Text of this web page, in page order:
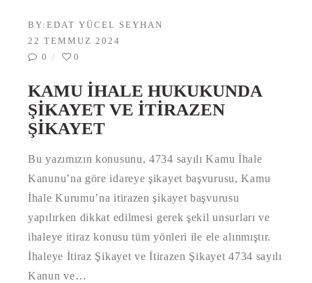
BY: EDAT YÜCEL SEYHAN
22 TEMMUZ 2024
0
0
KAMU İHALE HUKUKUNDA
ŞIKAYET VE İTIRAZEN
ŞIKAYET
Bu yazımızın konusunu, 4734 sayılı Kamu İhale
Kanunu’na göre idareye şikayet başvurusu, Kamu
İhale Kurumu’na itirazen şikayet başvurusu
yapılırken dikkat edilmesi gerek şekil unsurları ve
ihaleye itiraz konusu tüm yönleri ile ele alınmıştır.
İhaleye İtiraz Şikayet ve İtirazen Şikayet 4734 sayılı
Kanun ve…